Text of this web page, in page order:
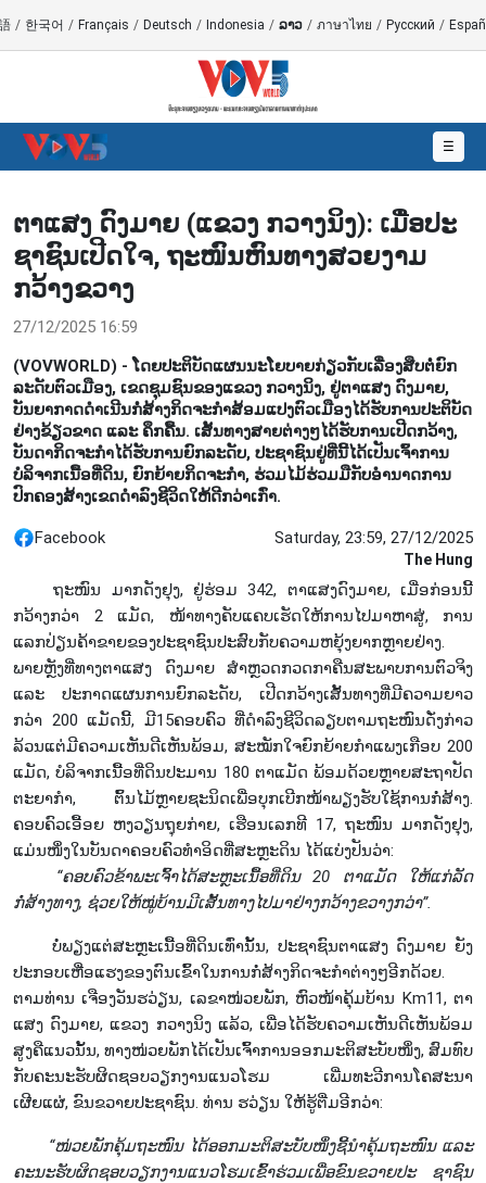
/ 한국어 / Français / Deutsch / Indonesia / ລາວ / ภาษาไทย / Русский /
☰
ຕາ​ແສງ ດົງ​ມາຍ (ແຂວງ ກວາງ​ນິງ): ເມື່ອ​ປະ​
ຊາ​ຊົນ​ເປີດ​ໃຈ, ຖະ​ໜົນ​ຫົນ​ທາງ​ສວຍ​ງາມ
ກວ້າງ​ຂວາງ
27/12/2025 16:59
(VOVWORLD) - ໂດຍປະຕິບັດແຜນນະໂຍບາຍກ່ຽວກັບເລື່ອງສືບຕໍ່ຍົກ
ລະດັບຕົວເມືອງ, ເຂດຊຸມຊົນຂອງແຂວງ ກວາງນິງ, ຢູ່ຕາແສງ ດົງມາຍ,
ບັນຍາກາດດຳເນີນກໍ່ສ້າງກິດຈະກຳສ້ອມແປງຕົວເມືອງໄດ້ຮັບການປະຕິບັດ
ຢ່າງຂ້ຽວຂາດ ແລະ ຄຶກຄື້ນ. ເສັ້ນທາງສາຍຕ່າງໆໄດ້ຮັບການເປີດກວ້າງ,
ບັນດາກິດຈະກຳໄດ້ຮັບການຍົກລະດັບ, ປະຊາຊົນຢູ່ທີ່ນີ້ໄດ້ເປັນເຈົ້າການ
ບໍລິຈາກເນື້ອທີ່ດິນ, ຍົກຍ້າຍກິດຈະກຳ, ຮ່ວມໄມ້ຮ່ວມມືກັບອຳນາດການ
ປົກຄອງສ້າງເຂດດຳລົງຊີວິດໃຫ້ດີກວ່າເກົ່າ.
Facebook Saturday, 23:59, 27/12/2025
The Hung
ຖະໜົນ ມາກດັງຢຸງ, ຢູ່ຮ່ອມ 342, ຕາແສງດົງມາຍ, ເມື່ອກ່ອນນີ້
ກວ້າງກວ່າ 2 ແມັດ, ໜ້າທາງຄັບແຄບເຮັດໃຫ້ການໄປມາຫາສູ່, ການ
ແລກປ່ຽນຄ້າຂາຍຂອງປະຊາຊົນປະສົບກັບຄວາມຫຍຸ້ງຍາກຫຼາຍຢ່າງ.
ພາຍຫຼັງທີ່ທາງຕາແສງ ດົງມາຍ ສຳຫຼວດກວດກາຄືນສະພາບການຕົວຈິງ
ແລະ ປະກາດແຜນການຍົກລະດັບ, ເປີດກວ້າງເສັ້ນທາງທີ່ມີຄວາມຍາວ
ກວ່າ 200 ແມັດນີ້, ມີ15ຄອບຄົວ ທີ່ດຳລົງຊີວິດລຽບຕາມຖະໜົນດັ່ງກ່າວ
ລ້ວນແຕ່ມີຄວາມເຫັນດີເຫັນພ້ອມ, ສະໝັກໃຈຍົກຍ້າຍກຳແພງເກືອບ 200
ແມັດ, ບໍລິຈາກເນື້ອທີ່ດິນປະມານ 180 ຕາແມັດ ພ້ອມດ້ວຍຫຼາຍສະຖາປັດ
ຕະຍາກຳ, ຕົ້ນໄມ້ຫຼາຍຊະນິດເພື່ອບຸກເບີກໜ້າພຽງຮັບໃຊ້ການກໍ່ສ້າງ.
ຄອບຄົວເອື້ອຍ ຫງວຽນຖຸຍກ່າຍ, ເຮືອນເລກທີ 17, ຖະໜົນ ມາກດັງຢຸງ,
ແມ່ນໜຶ່ງໃນບັນດາຄອບຄົວທຳອິດທີ່ສະຫຼະດິນ ໄດ້ແບ່ງປັນວ່າ:
“ຄອບຄົວຂ້າພະເຈົ້າໄດ້ສະຫຼະເນື້ອທີ່ດິນ20 ຕາແມັດ ໃຫ້ແກ່ລັດ
ກໍ່ສ້າງທາງ, ຊ່ວຍໃຫ້ໝູ່ບ້ານມີເສັ້ນທາງໄປມາຢ່າງກວ້າງຂວາງກວ່າ”.
ບໍ່ພຽງແຕ່ສະຫຼະເນື້ອທີ່ດິນເທົ່ານັ້ນ, ປະຊາຊົນຕາແສງ ດົງມາຍ ຍັງ
ປະກອບເຫື່ອແຮງຂອງຕົນເຂົ້າໃນການກໍ່ສ້າງກິດຈະກຳຕ່າງໆອີກດ້ວຍ.
ຕາມທ່ານ ເຈືອງວັນຮວ່ຽນ, ເລຂາໜ່ວຍພັກ, ຫົວໜ້າຄຸ້ມບ້ານ Km11, ຕາ
ແສງ ດົງມາຍ, ແຂວງ ກວາງນິງ ແລ້ວ, ເພື່ອໄດ້ຮັບຄວາມເຫັນດີເຫັນພ້ອມ
ສູງຄືແນວນັ້ນ, ທາງໜ່ວຍພັກໄດ້ເປັນເຈົ້າການອອກມະຕິສະບັບໜຶ່ງ, ສົມທົບ
ກັບຄະນະຮັບຜິດຊອບວຽກງານແນວໂຮມ ເພີ່ມທະວີການໂຄສະນາ
ເຜີຍແຜ່, ຂົນຂວາຍປະຊາຊົນ. ທ່ານ ຮວ່ຽນ ໃຫ້ຮູ້ຕື່ມອີກວ່າ:
“ໜ່ວຍພັກຄຸ້ມຖະໜົນ ໄດ້ອອກມະຕິສະບັບໜຶ່ງຊີ້ນຳຄຸ້ມຖະໜົນ ແລະ
ຄະນະຮັບຜິດຊອບວຽກງານແນວໂຮມເຂົ້າຮ່ວມເພື່ອຂົນຂວາຍປະ ຊາຊົນ